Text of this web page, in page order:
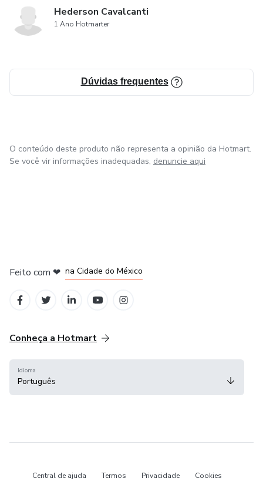
Hederson Cavalcanti
1 Ano Hotmarter
Dúvidas frequentes
O conteúdo deste produto não representa a opinião da Hotmart.
Se você vir informações inadequadas, denuncie aqui
Feito com ❤ na Cidade do México
Conheça a Hotmart
Idioma
Português
Central de ajuda Termos Privacidade Cookies